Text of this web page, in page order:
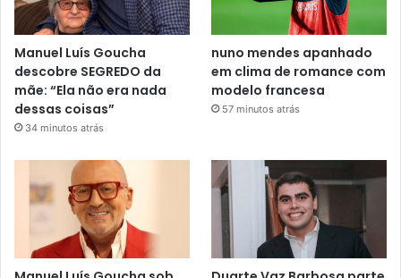
Manuel Luís Goucha
descobre SEGREDO da
mãe: “Ela não era nada
dessas coisas”
34 minutos atrás
nuno mendes apanhado
em clima de romance com
modelo francesa
57 minutos atrás